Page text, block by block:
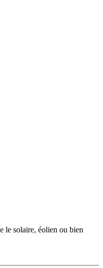
le solaire, éolien ou bien